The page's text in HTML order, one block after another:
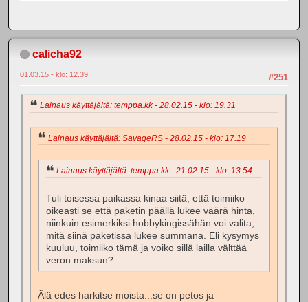
calicha92
#251
01.03.15 - klo: 12.39
Lainaus käyttäjältä: temppa.kk - 28.02.15 - klo: 19.31
Lainaus käyttäjältä: SavageRS - 28.02.15 - klo: 17.19
Lainaus käyttäjältä: temppa.kk - 21.02.15 - klo: 13.54
Tuli toisessa paikassa kinaa siitä, että toimiiko
oikeasti se että paketin päällä lukee väärä hinta,
niinkuin esimerkiksi hobbykingissähän voi valita,
mitä siinä paketissa lukee summana. Eli kysymys
kuuluu, toimiiko tämä ja voiko sillä lailla välttää
veron maksun?
Älä edes harkitse moista...se on petos ja